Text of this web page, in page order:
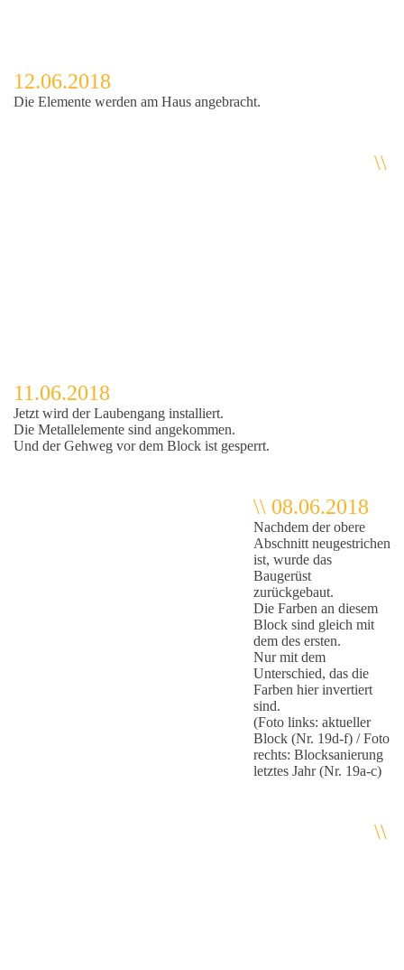
12.06.2018
Die Elemente werden am Haus angebracht.
\\
11.06.2018
Jetzt wird der Laubengang installiert.
Die Metallelemente sind angekommen.
Und der Gehweg vor dem Block ist gesperrt.
\\ 08.06.2018
Nachdem der obere
Abschnitt neugestrichen
ist, wurde das
Baugerüst
zurückgebaut.
Die Farben an diesem
Block sind gleich mit
dem des ersten.
Nur mit dem
Unterschied, das die
Farben hier invertiert
sind.
(Foto links: aktueller
Block (Nr. 19d-f) / Foto
rechts: Blocksanierung
letztes Jahr (Nr. 19a-c)
\\